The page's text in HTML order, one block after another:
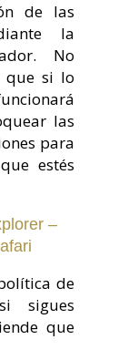
de las
la
No
que si lo
las
para
estés
–
de
sigues
que